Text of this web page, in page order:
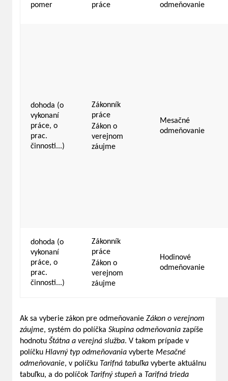
pomer
práce
odmeňovanie
dohoda (o
vykonaní
práce, o
prac.
činnosti...)
Zákonník
práce
Zákon o
verejnom
záujme
Mesačné
odmeňovanie
dohoda (o
vykonaní
práce, o
prac.
činnosti...)
Zákonník
práce
Zákon o
verejnom
záujme
Hodinové
odmeňovanie
Ak sa vyberie zákon pre odmeňovanie Zákon o verejnom
záujme, systém do políčka Skupina odmeňovania zapíše
hodnotu Štátna a verejná služba. V takom prípade v
políčku Hlavný typ odmeňovania vyberte Mesačné
odmeňovanie, v políčku Tarifná tabuľka vyberte aktuálnu
tabuľku, a do políčok Tarifný stupeň a Tarifná trieda